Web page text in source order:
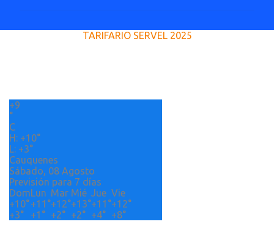
s
TARIFARIO SERVEL 2025
+9
°
C
H: +10°
L: +3°
Cauquenes
Sábado, 08 Agosto
Previsión para 7 días
DomLun Mar Mié Jue Vie
+10°+11°+12°+13°+11°+12°
+3° +1° +2° +2° +4° +8°